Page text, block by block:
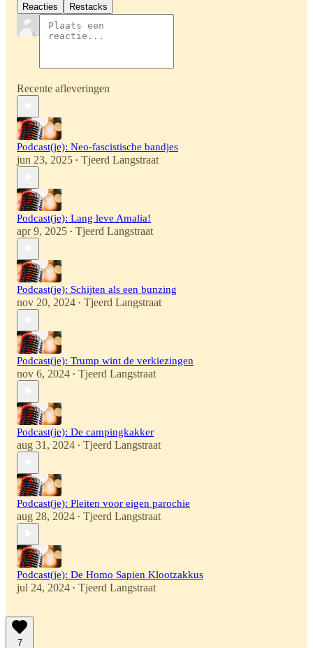
Reacties Restacks
Recente afleveringen
Podcast(je): Neo-fascistische bandjes
jun 23, 2025 • Tjeerd Langstraat
Podcast(je): Lang leve Amalia!
apr 9, 2025 • Tjeerd Langstraat
Podcast(je): Schijten als een bunzing
nov 20, 2024 • Tjeerd Langstraat
Podcast(je): Trump wint de verkiezingen
nov 6, 2024 • Tjeerd Langstraat
Podcast(je): De campingkakker
aug 31, 2024 • Tjeerd Langstraat
Podcast(je): Pleiten voor eigen parochie
aug 28, 2024 • Tjeerd Langstraat
Podcast(je): De Homo Sapien Klootzakkus
jul 24, 2024 • Tjeerd Langstraat
7